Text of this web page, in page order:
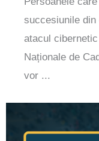
succesiunile
atacul
Naționale de
vor ...